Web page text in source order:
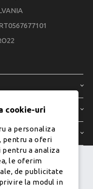
Digital -
cookie-uri
a personaliza
pentru a oferi
a analiza
le oferim
de publicitate
la modul in